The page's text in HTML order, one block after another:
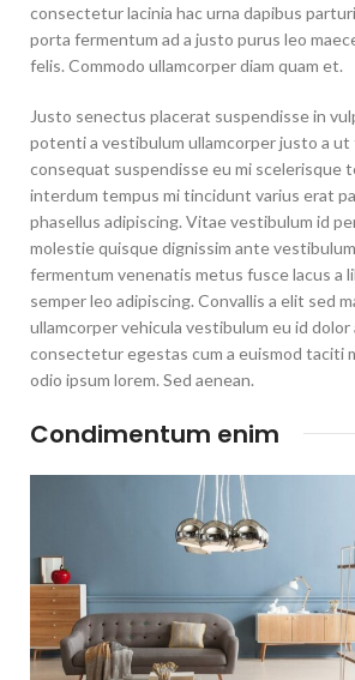
consectetur lacinia hac urna dapibus
porta fermentum ad a justo purus leo
felis. Commodo ullamcorper diam quam et.
Justo senectus placerat suspendisse in
potenti a vestibulum ullamcorper justo a ut
consequat suspendisse eu mi scelerisque
interdum tempus mi tincidunt varius erat
phasellus adipiscing. Vitae vestibulum id
molestie quisque dignissim ante
fermentum venenatis metus fusce lacus a
semper leo adipiscing. Convallis a elit sed
ullamcorper vehicula vestibulum eu id dolor
consectetur egestas cum a euismod taciti
odio ipsum lorem. Sed aenean.
Condimentum enim